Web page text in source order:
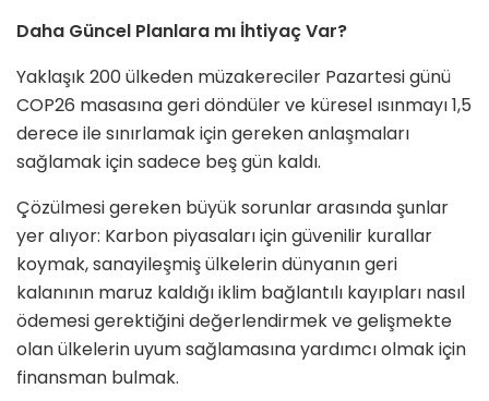
Daha Güncel Planlara mı İhtiyaç Var?
Yaklaşık 200 ülkeden müzakereciler Pazartesi günü
COP26 masasına geri döndüler ve küresel ısınmayı 1,5
derece ile sınırlamak için gereken anlaşmaları
sağlamak için sadece beş gün kaldı.
Çözülmesi gereken büyük sorunlar arasında şunlar
yer alıyor: Karbon piyasaları için güvenilir kurallar
koymak, sanayileşmiş ülkelerin dünyanın geri
kalanının maruz kaldığı iklim bağlantılı kayıpları nasıl
ödemesi gerektiğini değerlendirmek ve gelişmekte
olan ülkelerin uyum sağlamasına yardımcı olmak için
finansman bulmak.